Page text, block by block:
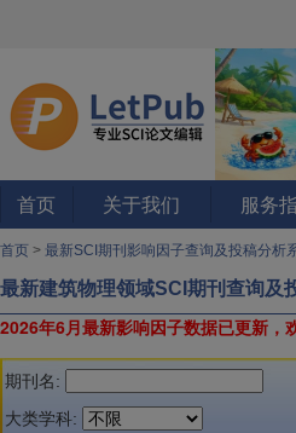
首页 关于我们 服务
首页 > 最新SCI期刊影响因子查询及投稿分析
最新建筑物理领域SCI期刊查询及
2026年6月最新影响因子数据已更新，
期刊名:
大类学科: